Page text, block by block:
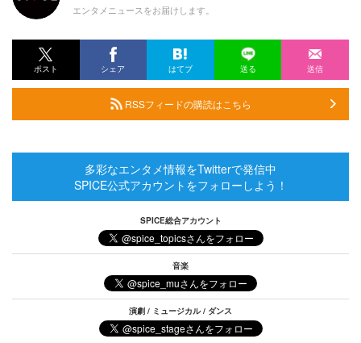
エンタメニュースをお届けします。
ポスト シェア はてブ 送る 送信
RSSフィードの購読はこちら
多彩なエンタメ情報をTwitterで発信中
SPICE公式アカウントをフォローしよう！
SPICE総合アカウント
音楽
演劇 / ミュージカル / ダンス